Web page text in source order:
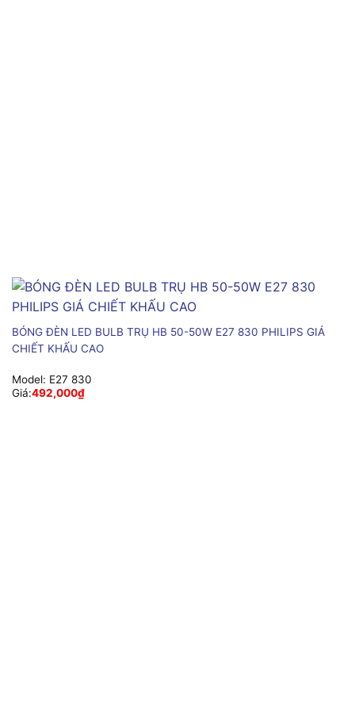
BÓNG ĐÈN LED BULB TRỤ HB 50-50W E27 830 PHILIPS GIÁ
CHIẾT KHẤU CAO
Model: E27 830
Giá:492,000₫